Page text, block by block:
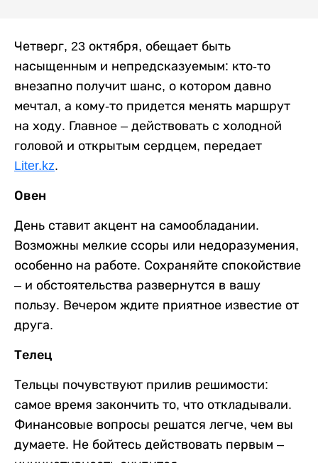
Четверг, 23 октября, обещает быть
насыщенным и непредсказуемым: кто-то
внезапно получит шанс, о котором давно
мечтал, а кому-то придется менять маршрут
на ходу. Главное – действовать с холодной
головой и открытым сердцем, передает
Liter.kz.
Овен
День ставит акцент на самообладании.
Возможны мелкие ссоры или недоразумения,
особенно на работе. Сохраняйте спокойствие
– и обстоятельства развернутся в вашу
пользу. Вечером ждите приятное известие от
друга.
Телец
Тельцы почувствуют прилив решимости:
самое время закончить то, что откладывали.
Финансовые вопросы решатся легче, чем вы
думаете. Не бойтесь действовать первым –